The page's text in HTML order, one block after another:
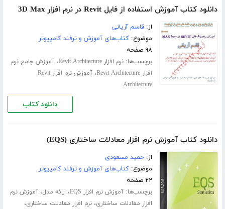
دانلود کتاب آموزش استفاده از فایل Revit در نرم افزار 3D Max
از:قاسم آریانی
موضوع:کتاب‌های آموزش و ترفند کامپیوتر
۹۸ صفحه
برچسب‌ها:نرم افزار Revit Architecture ،آموزش جامع نرم
افزار Revit Architecture
،
آموزش نرم افزار Revit
Architecture
دانلود کتاب
دانلود کتاب آموزش نرم افزار معادلات ساختاری (EQS)
از:حمید مسعودی
موضوع:کتاب‌های آموزش و ترفند کامپیوتر
۲۲ صفحه
برچسب‌ها:آموزش نرم افزار EQS ، ارائه مدل،آموزش نرم
افزار معادلات ساختاری،نرم افزار معادلات ساختاری،